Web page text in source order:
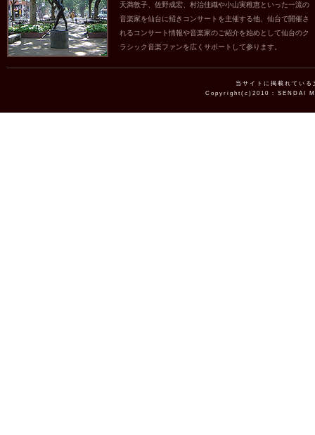
天満敦子、佐野成宏、村治佳織や小山実稚恵といった一流の
音楽家を仙台に招きコンサートを主催する他、仙台で開催さ
れるコンサート情報や音楽家のご紹介を始めとして仙台のク
ラシック音楽ファンを広くサポートして参ります。
当サイトに掲載れてい
Copyright(c)2010 : SENDAI